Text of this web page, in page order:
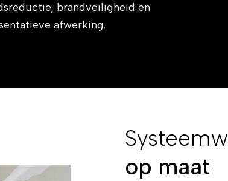
brandveiligheid en
afwerking.
op maat